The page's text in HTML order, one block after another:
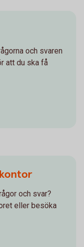
och svaren
att du ska få
och svar?
eller besöka